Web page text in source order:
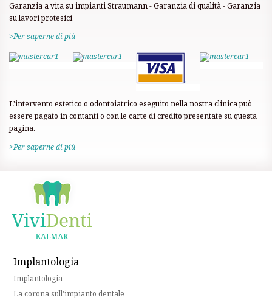
Garanzia a vita su impianti Straumann- Garanzia di qualità- Garanzia
su lavori protesici
>Per saperne di più
L'intervento estetico o odontoiatrico eseguito nella nostra clinica può
essere pagato in contanti o con le carte di credito presentate su questa
pagina.
>Per saperne di più
Implantologia
Implantologia
La corona sull'impianto dentale